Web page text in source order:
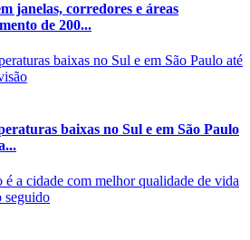
janelas, corredores e áreas
de 200...
baixas no Sul e em São Paulo